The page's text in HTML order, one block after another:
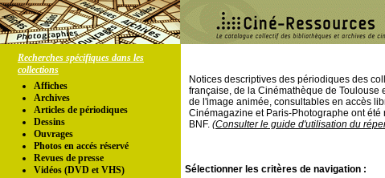
Recherches spécifiques dans les
collections
Affiches
Archives
Articles de périodiques
Dessins
Ouvrages
Photos en accés réservé
Revues de presse
Vidéos (DVD et VHS)
Notices descriptives des périodiques des
française, de la Cinémathèque de Toulouse
de l'image animée, consultables en accès
Cinémagazine et Paris-Photographe ont
BNF. (Consulter le guide d'utilisation du
Sélectionner les critères de navigation :